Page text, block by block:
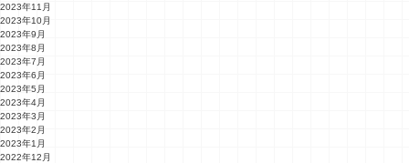
2023年11月
2023年10月
2023年9月
2023年8月
2023年7月
2023年6月
2023年5月
2023年4月
2023年3月
2023年2月
2023年1月
2022年12月